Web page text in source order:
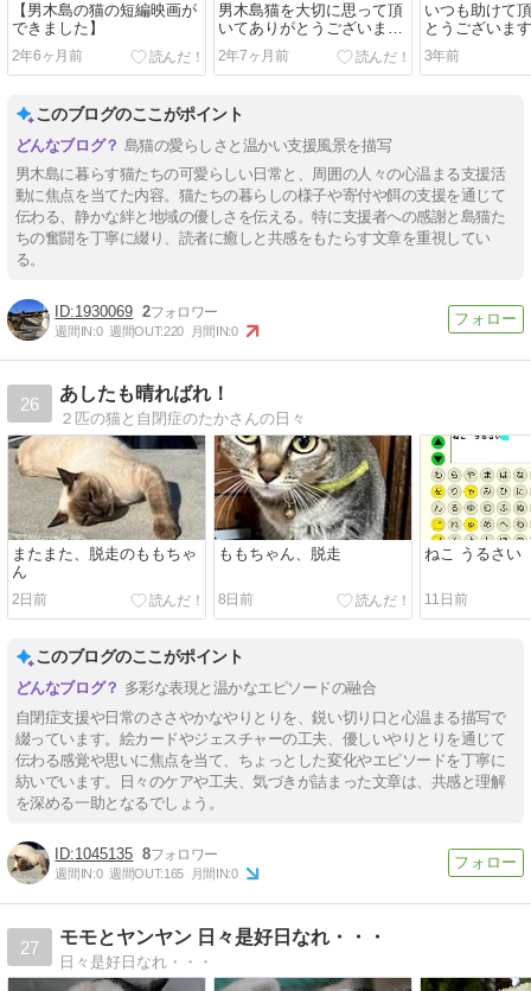
【男木島の猫の短編映画が
できました】
2年6ヶ月前
男木島猫を大切に思って頂
いてありがとうございま
す。
2年7ヶ月前
いつも助けて
とうございます
3年前
このブログのここがポイント
島猫の愛らしさと温かい支援風景を描写
男木島に暮らす猫たちの可愛らしい日常と、周囲の人々の心温まる支援活
動に焦点を当てた内容。猫たちの暮らしの様子や寄付や餌の支援を通じて
伝わる、静かな絆と地域の優しさを伝える。特に支援者への感謝と島猫た
ちの奮闘を丁寧に綴り、読者に癒しと共感をもたらす文章を重視してい
る。
1930069 2
週間IN:0 週間OUT:220 月間IN:0
26
あしたも晴ればれ！
２匹の猫と自閉症のたかさんの日々
またまた、脱走のももちゃ
ん
2日前
ももちゃん、脱走
8日前
ねこ うるさい
11日前
このブログのここがポイント
多彩な表現と温かなエピソードの融合
自閉症支援や日常のささやかなやりとりを、鋭い切り口と心温まる描写で
綴っています。絵カードやジェスチャーの工夫、優しいやりとりを通じて
伝わる感覚や思いに焦点を当て、ちょっとした変化やエピソードを丁寧に
紡いでいます。日々のケアや工夫、気づきが詰まった文章は、共感と理解
を深める一助となるでしょう。
1045135 8
週間IN:0 週間OUT:165 月間IN:0
27
モモとヤンヤン 日々是好日なれ・・・
日々是好日なれ・・・